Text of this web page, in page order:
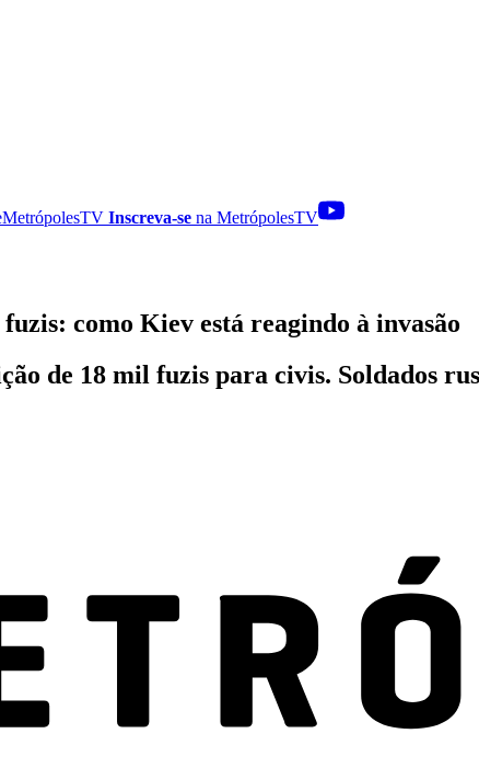
MetrópolesTV Inscreva-se na MetrópolesTV
como Kiev está reagindo à invasão
de 18 mil fuzis para civis. Soldados